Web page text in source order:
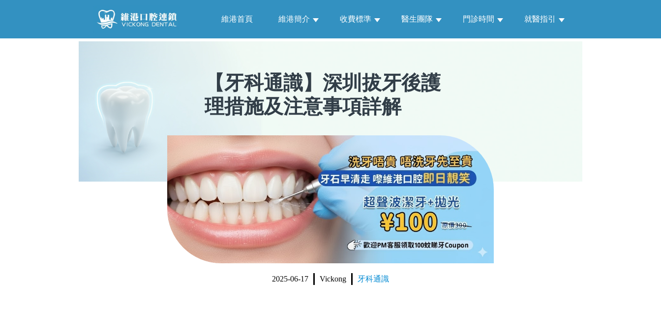
維港首頁 維港簡介 收費標準 醫生團隊 門診時間 就醫指引
【牙科通識】 深圳拔牙後護
理措施及注意事項詳解
2025-06-17 Vickong 牙科通識